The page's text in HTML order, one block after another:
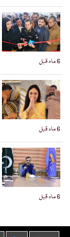
6 ماہ قبل
6 ماہ قبل
6 ماہ قبل